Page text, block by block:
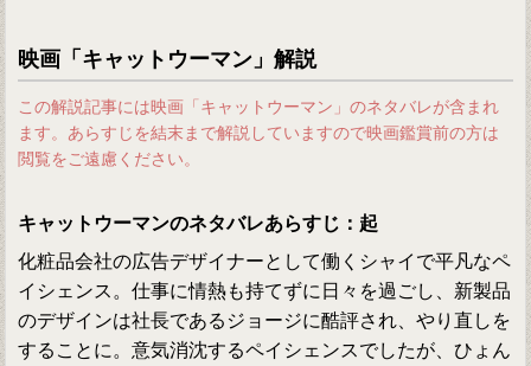
映画「キャットウーマン」解説
この解説記事には映画「キャットウーマン」のネタバレが含まれ
ます。あらすじを結末まで解説していますので映画鑑賞前の方は
閲覧をご遠慮ください。
キャットウーマンのネタバレあらすじ：起
化粧品会社の広告デザイナーとして働くシャイで平凡なペ
イシェンス。仕事に情熱も持てずに日々を過ごし、新製品
のデザインは社長であるジョージに酷評され、やり直しを
することに。意気消沈するペイシェンスでしたが、ひょん